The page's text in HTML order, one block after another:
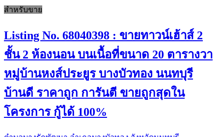
สำหรับขาย
Listing No. 68040398 : ขายทาวน์เฮ้าส์ 2
ชั้น 2 ห้องนอน บนเนื้อที่ขนาด 20 ตารางวา
หมู่บ้านหงส์ประยูร บางบัวทอง นนทบุรี
บ้านดี ราคาถูก การันตี ขายถูกสุดใน
โครงการ กู้ได้ 100%